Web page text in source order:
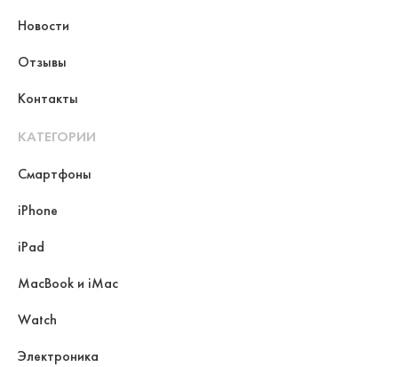
Новости
Отзывы
Контакты
КАТЕГОРИИ
Смартфоны
iPhone
iPad
MacBook и iMac
Watch
Электроника